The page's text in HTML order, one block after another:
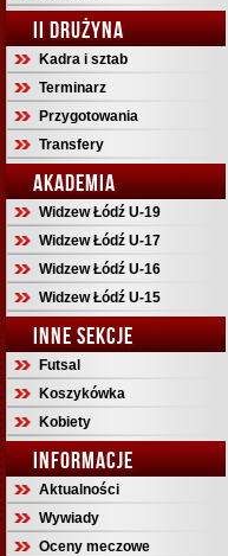
II DRUŻYNA
Kadra i sztab
Terminarz
Przygotowania
Transfery
AKADEMIA
Widzew Łódź U-19
Widzew Łódź U-17
Widzew Łódź U-16
Widzew Łódź U-15
INNE SEKCJE
Futsal
Koszykówka
Kobiety
INFORMACJE
Aktualności
Wywiady
Oceny meczowe